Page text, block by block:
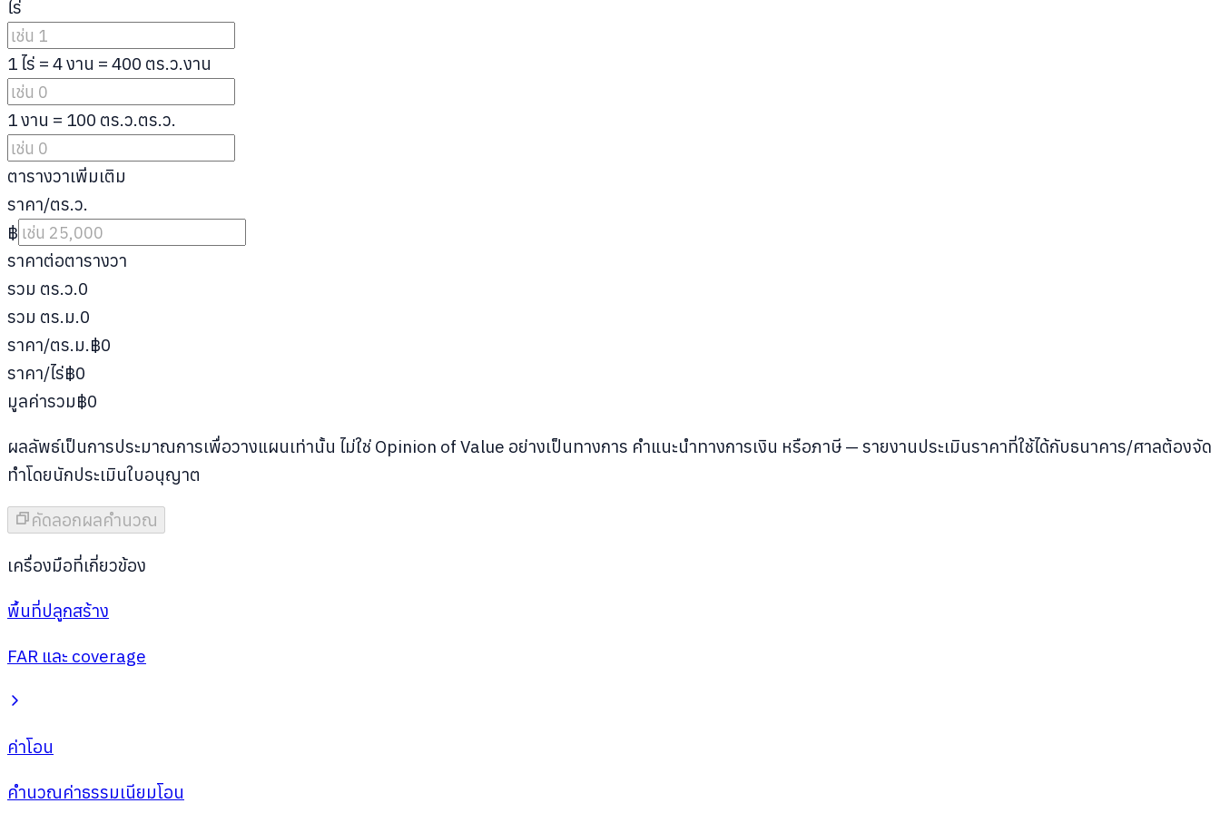
ไร่
1 ไร่ = 4 งาน = 400 ตร.ว.งาน
1 งาน = 100 ตร.ว.ตร.ว.
ตารางวาเพิ่มเติม
ราคา/ตร.ว.
฿
ราคาต่อตารางวา
รวม ตร.ว.0
รวม ตร.ม.0
ราคา/ตร.ม.฿0
ราคา/ไร่฿0
มูลค่ารวม฿0
ผลลัพธ์เป็นการประมาณการเพื่อวางแผนเท่านั้น ไม่ใช่ Opinion of Value อย่างเป็นทางการ คำแนะนำทางการเงิน หรือภาษี — รายงานประเมินราคาที่ใช้ได้กับธนาคาร/ศาลต้องจัด
ทำโดยนักประเมินใบอนุญาต
คัดลอกผลคำนวณ
เครื่องมือที่เกี่ยวข้อง
พื้นที่ปลูกสร้าง
FAR และ coverage
ค่าโอน
คำนวณค่าธรรมเนียมโอน